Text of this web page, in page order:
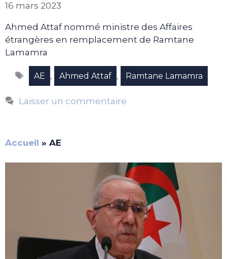
16 mars 2023
Ahmed Attaf nommé ministre des Affaires
étrangères en remplacement de Ramtane
Lamamra
Étiquettes
AE , Ahmed Attaf , Ramtane Lamamra
Laisser un commentaire
Accueil » AE